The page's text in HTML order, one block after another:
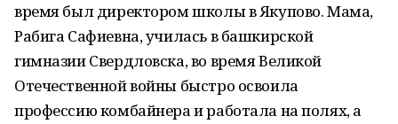
время был директором школы в Якупово. Мама,
Рабига Сафиевна, училась в башкирской
гимназии Свердловска, во время Великой
Отечественной войны быстро освоила
профессию комбайнера и работала на полях, а